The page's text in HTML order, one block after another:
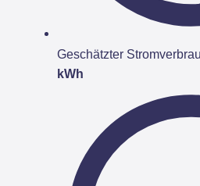
Geschätzter
kWh